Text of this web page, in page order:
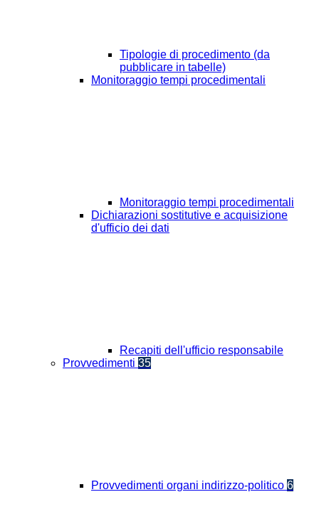
Tipologie di procedimento (da
pubblicare in tabelle)
Monitoraggio tempi procedimentali
Monitoraggio tempi procedimentali
Dichiarazioni sostitutive e acquisizione
d'ufficio dei dati
Recapiti dell'ufficio responsabile
Provvedimenti 35
Provvedimenti organi indirizzo-politico 6